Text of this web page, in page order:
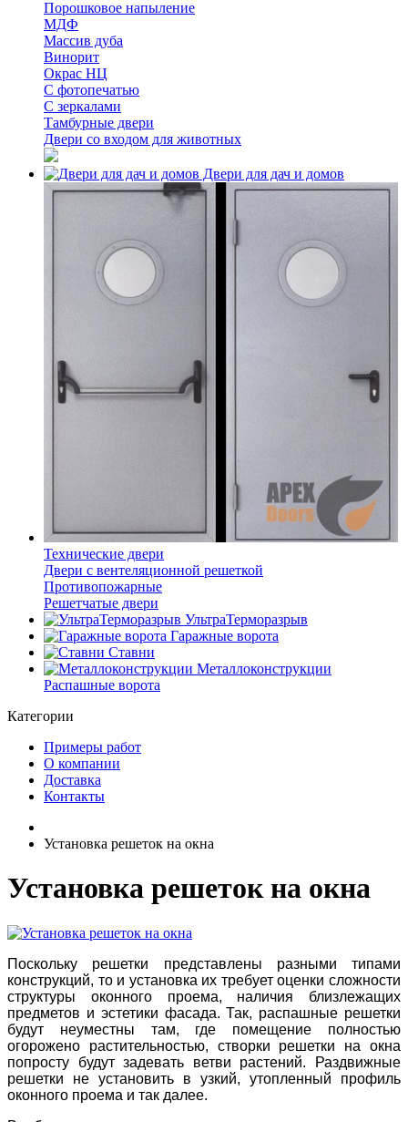
Порошковое напыление
МДФ
Массив дуба
Винорит
Окрас НЦ
С фотопечатью
С зеркалами
Тамбурные двери
Двери со входом для животных
Двери для дач и домов
Технические двери
Двери с вентеляционной решеткой
Противопожарные
Решетчатые двери
УльтраТерморазрыв
Гаражные ворота
Ставни
Металлоконструкции
Распашные ворота
Категории
Примеры работ
О компании
Доставка
Контакты
Установка решеток на окна
Установка решеток на окна
Поскольку решетки представлены разными типами
конструкций, то и установка их требует оценки сложности
структуры оконного проема, наличия близлежащих
предметов и эстетики фасада. Так, распашные решетки
будут неуместны там, где помещение полностью
огорожено растительностью, створки решетки на окна
попросту будут задевать ветви растений. Раздвижные
решетки не установить в узкий, утопленный профиль
оконного проема и так далее.